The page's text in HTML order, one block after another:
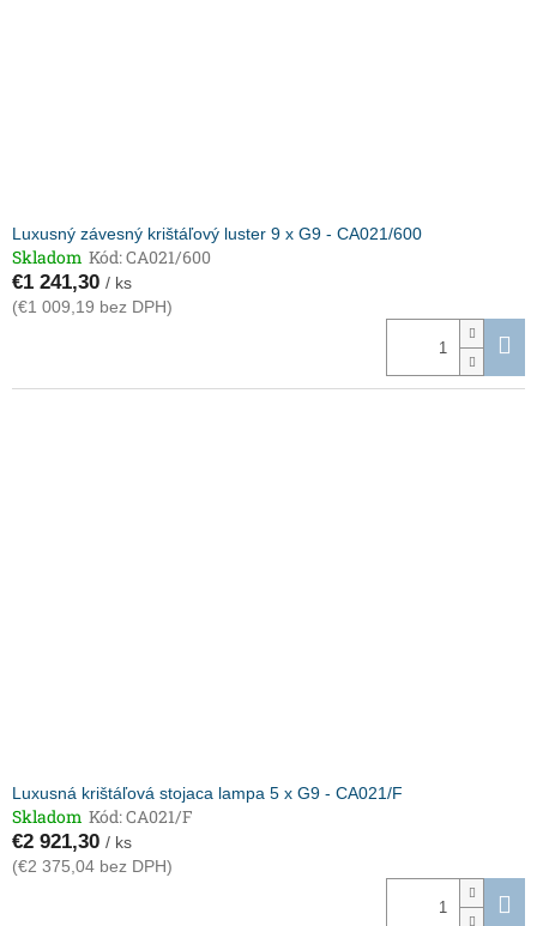
Luxusný závesný krištáľový luster 9 x G9 - CA021/600
Skladom Kód:CA021/600
€1 241,30 / ks
(€1 009,19 bez DPH)
Luxusná krištáľová stojaca lampa 5 x G9 - CA021/F
Skladom Kód:CA021/F
€2 921,30 / ks
(€2 375,04 bez DPH)